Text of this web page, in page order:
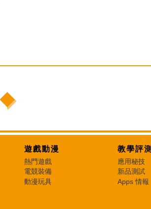
遊戲動漫
熱門遊戲
電競裝備
動漫玩具
教學評測
應用秘技
新品測試
Apps 情報